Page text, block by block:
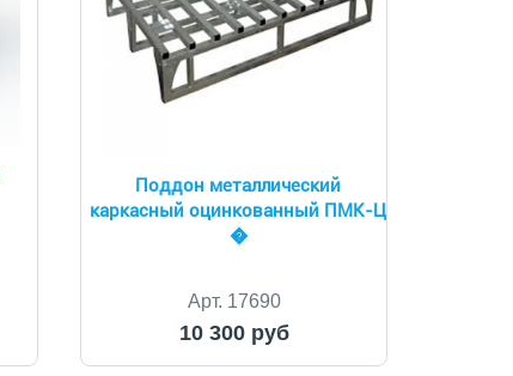
Поддон металлический
каркасный оцинкованный ПМК-Ц
�
Арт. 17690
10 300 руб